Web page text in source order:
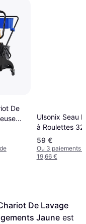
De
Ulsonix Seau
à Roulettes 32
59 €
Ou 3 paiements
19,66 €
De Lavage
Jaune